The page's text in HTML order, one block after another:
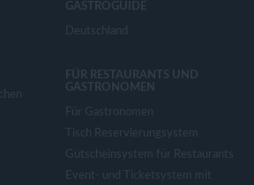
GASTROGUIDE
Deutschland
FÜR RESTAURANTS UND
GASTRONOMEN
Für Gastronomen
Tisch Reservierungsystem
Gutscheinsystem für Restaurants
Event- und Ticketsystem mit